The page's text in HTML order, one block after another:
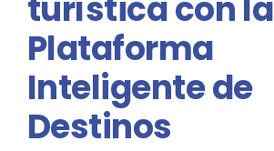
turística con la
Plataforma
Inteligente de
Destinos